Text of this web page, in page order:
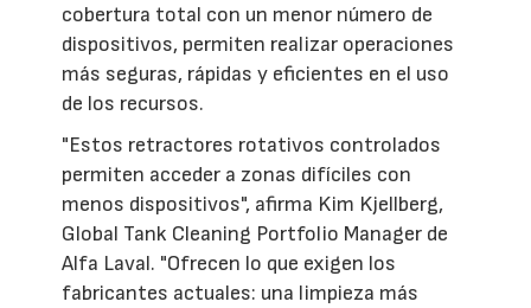
cobertura total con un menor número de
dispositivos, permiten realizar operaciones
más seguras, rápidas y eficientes en el uso
de los recursos.
"Estos retractores rotativos controlados
permiten acceder a zonas difíciles con
menos dispositivos", afirma Kim Kjellberg,
Global Tank Cleaning Portfolio Manager de
Alfa Laval. "Ofrecen lo que exigen los
fabricantes actuales: una limpieza más